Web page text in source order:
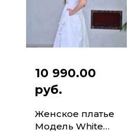
10 990.00
руб.
Женское платье
Модель White